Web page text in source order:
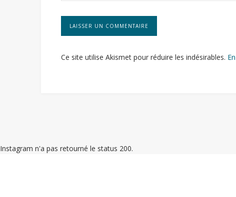
Ce site utilise Akismet pour réduire les indésirables.
Instagram n'a pas retourné le status 200.